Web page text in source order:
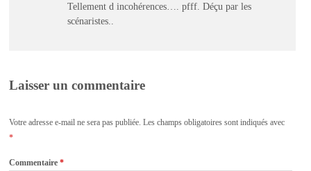
Tellement d incohérences…. pfff. Déçu par les
scénaristes..
Laisser un commentaire
Votre adresse e-mail ne sera pas publiée. Les champs obligatoires sont indiqués avec
*
Commentaire*